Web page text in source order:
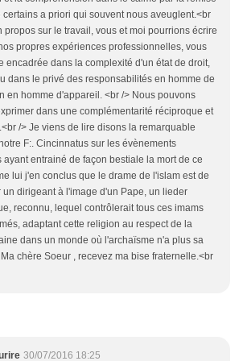
certains a priori qui souvent nous aveuglent.<br
propos sur le travail, vous et moi pourrions écrire
propres expériences professionnelles, vous
encadrée dans la complexité d'un état de droit,
dans le privé des responsabilités en homme de
en homme d'appareil. <br /> Nous pouvons
dans une complémentarité réciproque et
/> Je viens de lire disons la remarquable
F:. Cincinnatus sur les évènements
ayant entrainé de façon bestiale la mort de ce
lui j'en conclus que le drame de l'islam est de
un dirigeant à l'image d'un Pape, un lieder
reconnu, lequel contrôlerait tous ces imams
adaptant cette religion au respect de la
dans un monde où l'archaïsme n'a plus sa
chère Soeur , recevez ma bise fraternelle.<br
30/07/2016 18:25